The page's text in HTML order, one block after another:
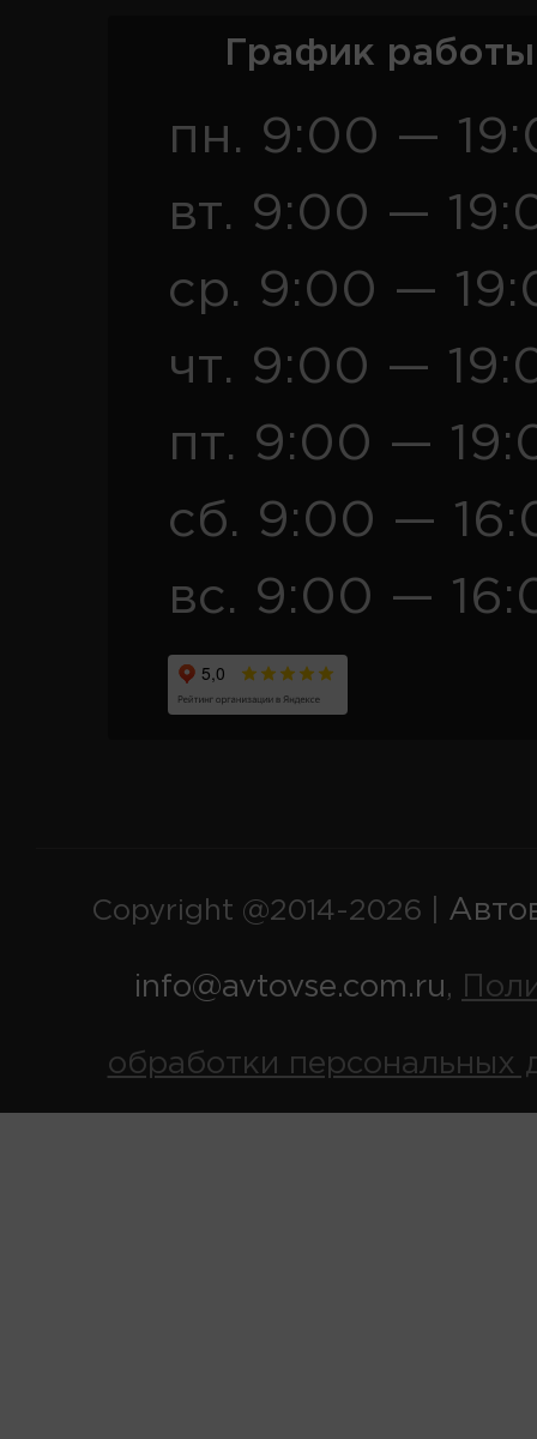
График
пн. 9:00 —
вт. 9:00 —
ср. 9:00 —
чт. 9:00 —
пт. 9:00 —
сб. 9:00 —
вс. 9:00 —
Copyright @2014-2026 |
info@avtovse.com.ru,
обработки персональных